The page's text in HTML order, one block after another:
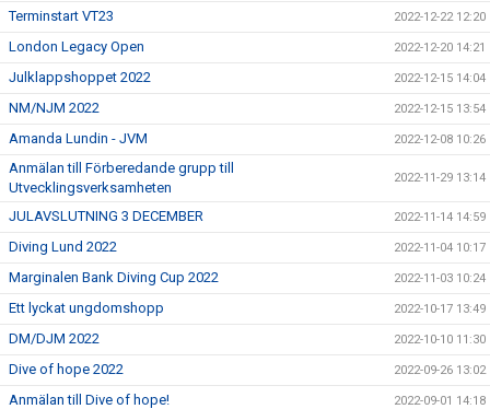
Terminstart VT23 2022-12-22 12:20
London Legacy Open 2022-12-20 14:21
Julklappshoppet 2022 2022-12-15 14:04
NM/NJM 2022 2022-12-15 13:54
Amanda Lundin - JVM 2022-12-08 10:26
Anmälan till Förberedande grupp till
Utvecklingsverksamheten
2022-11-29 13:14
JULAVSLUTNING 3 DECEMBER 2022-11-14 14:59
Diving Lund 2022 2022-11-04 10:17
Marginalen Bank Diving Cup 2022 2022-11-03 10:24
Ett lyckat ungdomshopp 2022-10-17 13:49
DM/DJM 2022 2022-10-10 11:30
Dive of hope 2022 2022-09-26 13:02
Anmälan till Dive of hope! 2022-09-01 14:18